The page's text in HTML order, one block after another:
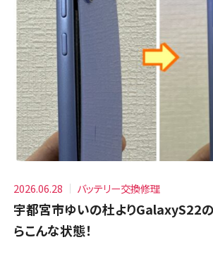
2026.06.28 バッテリー交換修理
宇都宮市ゆいの杜よりGalaxyS22
らこんな状態！